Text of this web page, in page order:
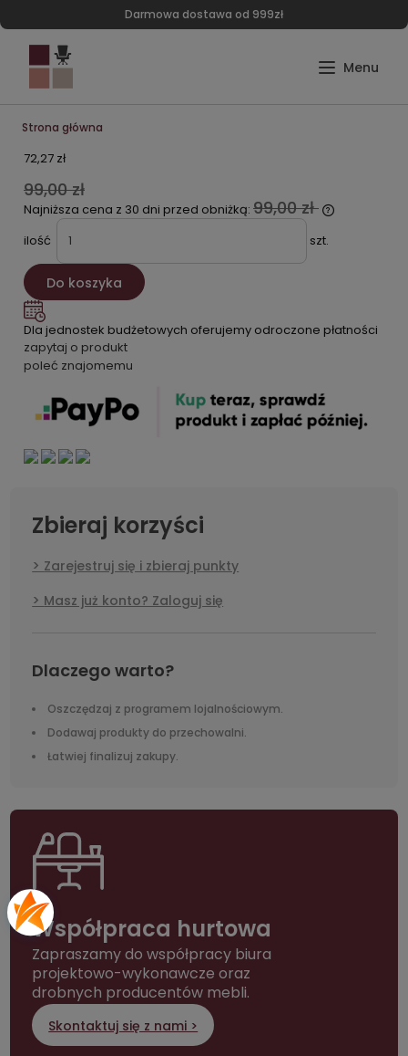
Darmowa dostawa od 999zł
Strona główna
72,27 zł
99,00 zł
Najniższa cena z 30 dni przed obniżką: 99,00 zł
ilość szt.
Do koszyka
Dla jednostek budżetowych oferujemy odroczone płatności
zapytaj o produkt
poleć znajomemu
Zbieraj korzyści
Zarejestruj się i zbieraj punkty
Masz już konto? Zaloguj się
Dlaczego warto?
Oszczędzaj z programem lojalnościowym.
Dodawaj produkty do przechowalni.
Łatwiej finalizuj zakupy.
Współpraca hurtowa
Zapraszamy do współpracy biura
projektowo-wykonawcze oraz
drobnych producentów mebli.
Skontaktuj się z nami >